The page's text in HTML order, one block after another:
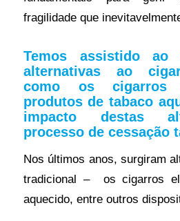
fragilidade que
Temos assistido ao
alternativas ao
como os cigarros
produtos de tabaco
impacto destas
processo de cessação
Nos últimos anos, surgiram
tradicional – os cigarros
aquecido, entre outros